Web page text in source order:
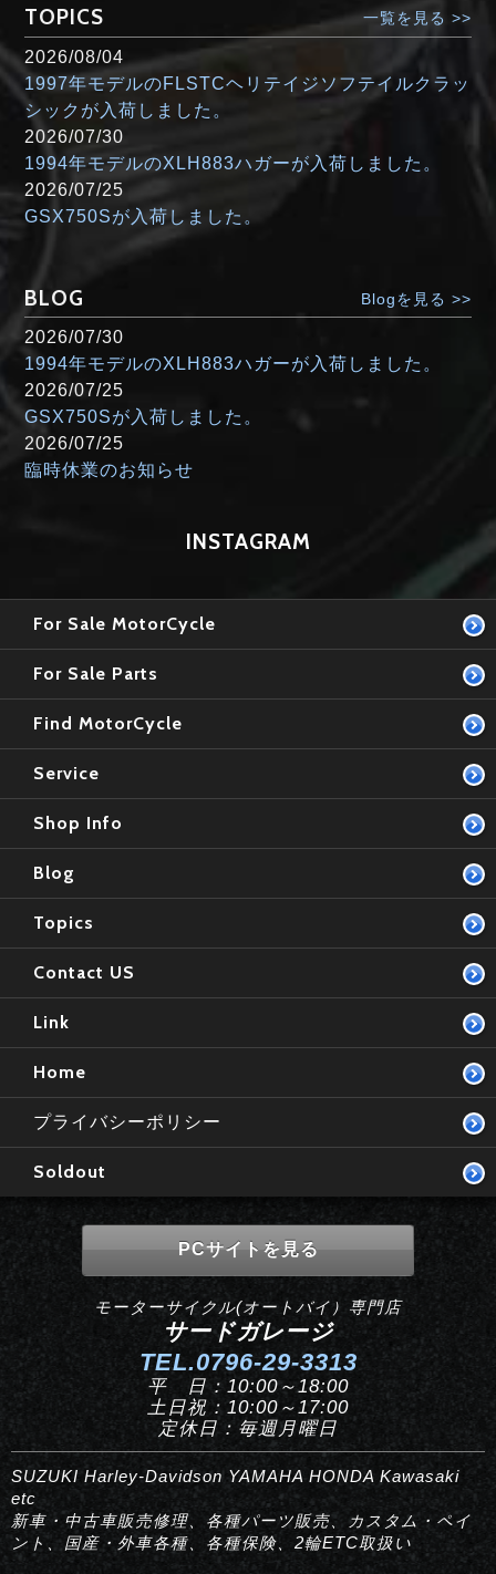
TOPICS 一覧を見る >>
2026/08/04
1997年モデルのFLSTCヘリテイジソフテイルクラッ
シックが入荷しました。
2026/07/30
1994年モデルのXLH883ハガーが入荷しました。
2026/07/25
GSX750Sが入荷しました。
BLOG Blogを見る >>
2026/07/30
1994年モデルのXLH883ハガーが入荷しました。
2026/07/25
GSX750Sが入荷しました。
2026/07/25
臨時休業のお知らせ
INSTAGRAM
For Sale MotorCycle
For Sale Parts
Find MotorCycle
Service
Shop Info
Blog
Topics
Contact US
Link
Home
プライバシーポリシー
Soldout
PCサイトを見る
モーターサイクル(オートバイ）専門店
サードガレージ
TEL.0796-29-3313
平 日：10:00～18:00
土日祝：10:00～17:00
定休日：毎週月曜日
SUZUKI Harley-Davidson YAMAHA HONDA Kawasaki
etc
新車・中古車販売修理、各種パーツ販売、カスタム・ペイ
ント、国産・外車各種、各種保険、2輪ETC取扱い